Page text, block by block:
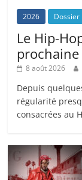
2026 Dossier
Le Hip-
8 août 2026
Depuis
régularité
consacrées au